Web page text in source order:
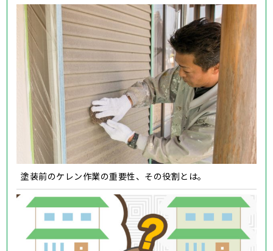
塗装前のケレン作業の重要性、その役割とは。